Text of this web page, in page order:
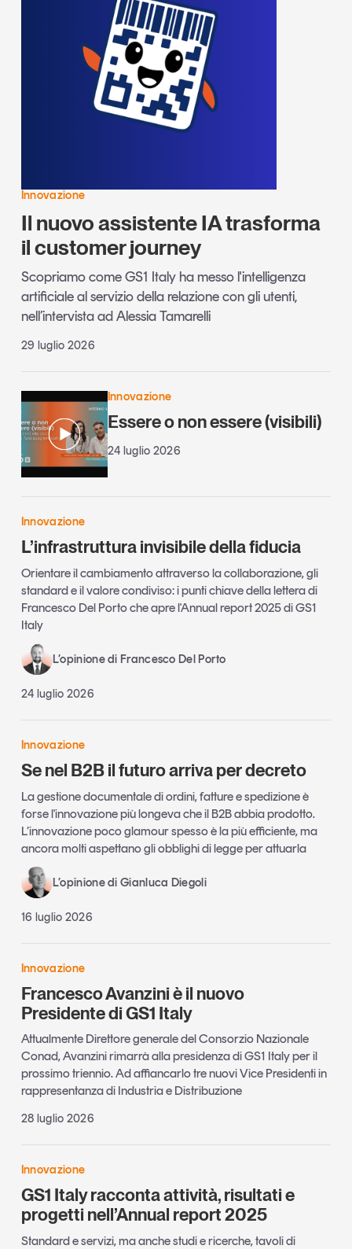
Innovazione
Il nuovo assistente IA trasforma
il customer journey
Scopriamo come GS1 Italy ha messo l'intelligenza
artificiale al servizio della relazione con gli utenti,
nell’intervista ad Alessia Tamarelli
29 luglio 2026
Innovazione
Essere o non essere (visibili)
24 luglio 2026
Innovazione
L’infrastruttura invisibile della fiducia
Orientare il cambiamento attraverso la collaborazione, gli
standard e il valore condiviso: i punti chiave della lettera di
Francesco Del Porto che apre l'Annual report 2025 di GS1
Italy
L’opinione di Francesco Del Porto
24 luglio 2026
Innovazione
Se nel B2B il futuro arriva per decreto
La gestione documentale di ordini, fatture e spedizione è
forse l'innovazione più longeva che il B2B abbia prodotto.
L’innovazione poco glamour spesso è la più efficiente, ma
ancora molti aspettano gli obblighi di legge per attuarla
L’opinione di Gianluca Diegoli
16 luglio 2026
Innovazione
Francesco Avanzini è il nuovo
Presidente di GS1 Italy
Attualmente Direttore generale del Consorzio Nazionale
Conad, Avanzini rimarrà alla presidenza di GS1 Italy per il
prossimo triennio. Ad affiancarlo tre nuovi Vice Presidenti in
rappresentanza di Industria e Distribuzione
28 luglio 2026
Innovazione
GS1 Italy racconta attività, risultati e
progetti nell’Annual report 2025
Standard e servizi, ma anche studi e ricerche, tavoli di